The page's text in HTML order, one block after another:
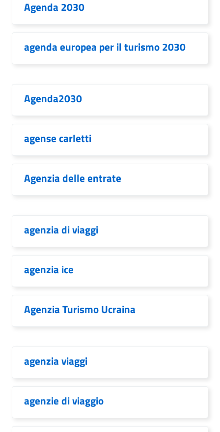
Agenda 2030
agenda europea per il turismo 2030
Agenda2030
agense carletti
Agenzia delle entrate
agenzia di viaggi
agenzia ice
Agenzia Turismo Ucraina
agenzia viaggi
agenzie di viaggio